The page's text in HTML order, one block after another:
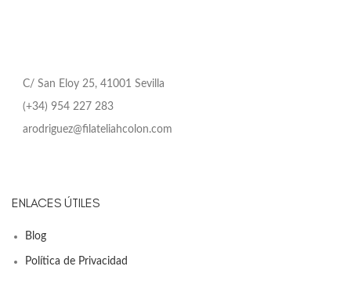
C/ San Eloy 25, 41001 Sevilla
(+34) 954 227 283
arodriguez@filateliahcolon.com
ENLACES ÚTILES
Blog
Política de Privacidad